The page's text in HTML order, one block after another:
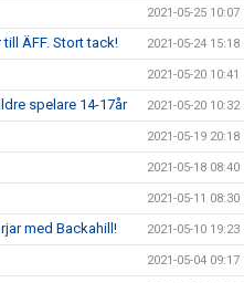
2021-05-25 10:07
ÄFF. Stort tack! 2021-05-24 15:18
2021-05-20 10:41
spelare 14-17år 2021-05-20 10:32
2021-05-19 20:18
2021-05-18 08:40
2021-05-11 08:30
med Backahill! 2021-05-10 19:23
2021-05-04 09:17